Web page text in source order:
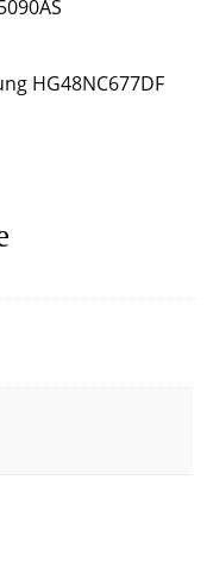
HG48NC677DF